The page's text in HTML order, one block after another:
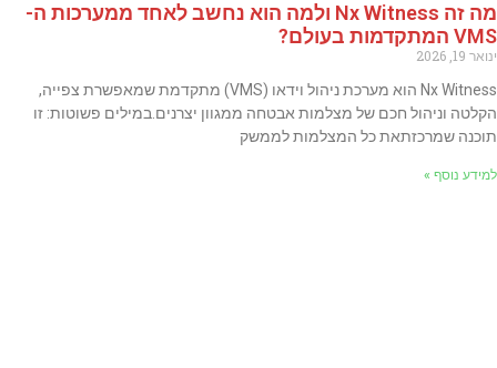
מה זה Nx Witness ולמה הוא נחשב לאחד ממערכות ה-
VMS המתקדמות בעולם?
ינואר 19, 2026
Nx Witness הוא מערכת ניהול וידאו (VMS) מתקדמת שמאפשרת צפייה,
הקלטה וניהול חכם של מצלמות אבטחה ממגוון יצרנים.במילים פשוטות: זו
תוכנה שמרכזתאת כל המצלמות לממשק
למידע נוסף »